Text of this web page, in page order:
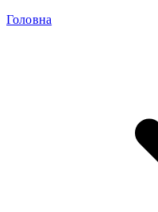
Головна